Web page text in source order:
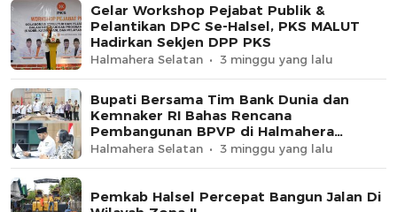
Gelar Workshop Pejabat Publik &
Pelantikan DPC Se-Halsel, PKS MALUT
Hadirkan Sekjen DPP PKS
Halmahera Selatan 3 minggu yang lalu
Bupati Bersama Tim Bank Dunia dan
Kemnaker RI Bahas Rencana
Pembangunan BPVP di Halmahera
Selatan
Halmahera Selatan 3 minggu yang lalu
Pemkab Halsel Percepat Bangun Jalan Di